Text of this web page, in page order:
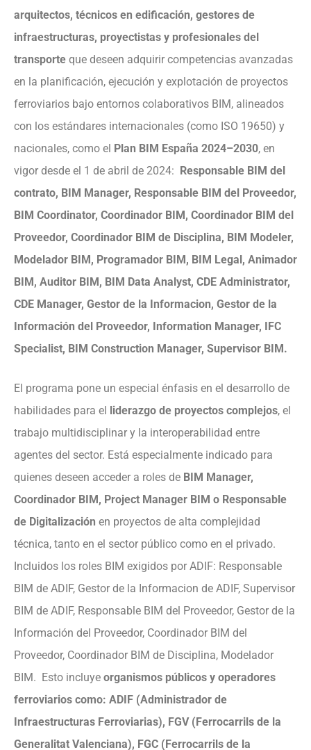
arquitectos, técnicos en edificación, gestores de
infraestructuras, proyectistas y profesionales del
transporte que deseen adquirir competencias avanzadas
en la planificación, ejecución y explotación de proyectos
ferroviarios bajo entornos colaborativos BIM, alineados
con los estándares internacionales (como ISO 19650) y
nacionales, como el Plan BIM España 2024–2030, en
vigor desde el 1 de abril de 2024: Responsable BIM del
contrato, BIM Manager, Responsable BIM del Proveedor,
BIM Coordinator, Coordinador BIM, Coordinador BIM del
Proveedor, Coordinador BIM de Disciplina, BIM Modeler,
Modelador BIM, Programador BIM, BIM Legal, Animador
BIM, Auditor BIM, BIM Data Analyst, CDE Administrator,
CDE Manager, Gestor de la Informacion, Gestor de la
Información del Proveedor, Information Manager, IFC
Specialist, BIM Construction Manager, Supervisor BIM.
El programa pone un especial énfasis en el desarrollo de
habilidades para el
liderazgo de proyectos complejos, el
trabajo multidisciplinar y la interoperabilidad entre
agentes del sector. Está especialmente indicado para
quienes deseen acceder a roles de BIM Manager,
Coordinador BIM, Project Manager BIM o Responsable
de Digitalización en proyectos de alta complejidad
técnica, tanto en el sector público como en el privado.
Incluidos los roles BIM exigidos por ADIF: Responsable
BIM de ADIF, Gestor de la Informacion de ADIF, Supervisor
BIM de ADIF, Responsable BIM del Proveedor, Gestor de la
Información del Proveedor, Coordinador BIM del
Proveedor, Coordinador BIM de Disciplina, Modelador
BIM. Esto incluye organismos públicos y operadores
ferroviarios como: ADIF (Administrador de
Infraestructuras Ferroviarias), FGV (Ferrocarrils de la
Generalitat Valenciana), FGC (Ferrocarrils de la